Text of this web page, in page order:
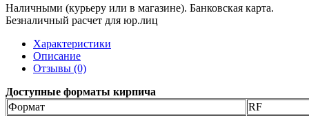
Наличными (курьеру или в магазине). Банковская карта.
Безналичный расчет для юр.лиц
Характеристики
Описание
Отзывы (0)
Доступные форматы кирпича
Формат
RF